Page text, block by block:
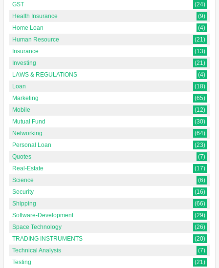
GST
(24)
Health Insurance
(9)
Home Loan
(4)
Human Resource
(21)
Insurance
(13)
Investing
(21)
LAWS & REGULATIONS
(4)
Loan
(18)
Marketing
(65)
Mobile
(12)
Mutual Fund
(30)
Networking
(64)
Personal Loan
(23)
Quotes
(7)
Real-Estate
(17)
Science
(6)
Security
(16)
Shipping
(66)
Software-Development
(29)
Space Technology
(26)
TRADING INSTRUMENTS
(20)
Technical Analysis
(7)
Testing
(21)